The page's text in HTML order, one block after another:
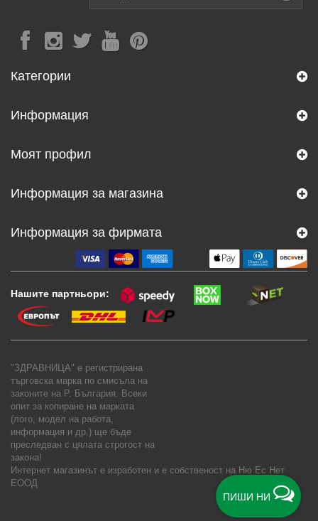
ПИШИ НИ
Категории
Информация
Моят профил
Информация за магазина
Информация за фирмата
Нашите партньори:
"ЗДРАВНИЦА" е регистрирана
търговска марка по смисъла на
законите на Р. България. Всеки
опит за копиране на марката
(лого, модел на работа,
информация и др.) ще бъде
преследван с цялата строгост на
закона!
Интернет магазинът е изработен и е собственост на Ню Ес Нет
ЕООД